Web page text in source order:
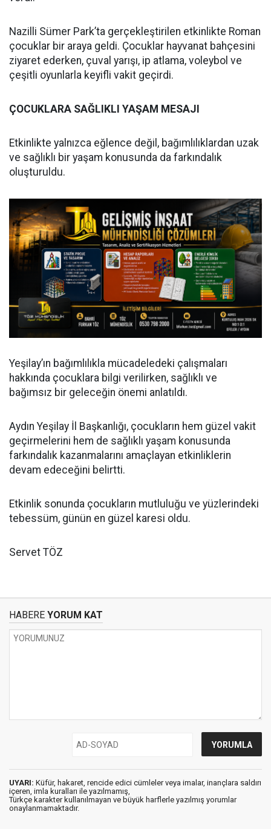
Nazilli Sümer Park’ta gerçekleştirilen etkinlikte Roman
çocuklar bir araya geldi. Çocuklar hayvanat bahçesini
ziyaret ederken, çuval yarışı, ip atlama, voleybol ve
çeşitli oyunlarla keyifli vakit geçirdi.
ÇOCUKLARA SAĞLIKLI YAŞAM MESAJI
Etkinlikte yalnızca eğlence değil, bağımlılıklardan uzak
ve sağlıklı bir yaşam konusunda da farkındalık
oluşturuldu.
Yeşilay’ın bağımlılıkla mücadeledeki çalışmaları
hakkında çocuklara bilgi verilirken, sağlıklı ve
bağımsız bir geleceğin önemi anlatıldı.
Aydın Yeşilay İl Başkanlığı, çocukların hem güzel vakit
geçirmelerini hem de sağlıklı yaşam konusunda
farkındalık kazanmalarını amaçlayan etkinliklerin
devam edeceğini belirtti.
Etkinlik sonunda çocukların mutluluğu ve yüzlerindeki
tebessüm, günün en güzel karesi oldu.
Servet TÖZ
HABERE YORUM KAT
UYARI: Küfür, hakaret, rencide edici cümleler veya imalar, inançlara saldırı
içeren, imla kuralları ile yazılmamış,
Türkçe karakter kullanılmayan ve büyük harflerle yazılmış yorumlar
onaylanmamaktadır.